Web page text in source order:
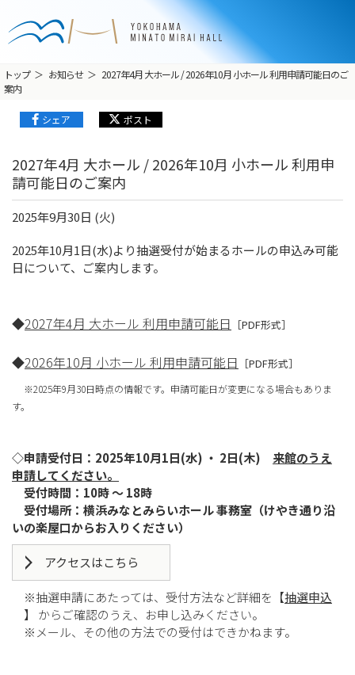
トップ お知らせ
2027年4月 大ホール / 2026年10月 小ホール 利用申請可能日のご
案内
シェア ポスト
2027年4月 大ホール / 2026年10月 小ホール 利用申
請可能日のご案内
2025年9月30日 (火)
2025年10月1日(水)より抽選受付が始まるホールの申込み可能
日について、ご案内します。
◆2027年4月 大ホール 利用申請可能日 ［PDF形式］
◆2026年10月 小ホール 利用申請可能日 ［PDF形式］
※2025年9月30日時点の情報です。申請可能日が変更になる場合もありま
す。
◇申請受付日：2025年10月1日(水) ・ 2日(木)
来館のうえ
申請してください。
受付時間：10時 ～ 18時
受付場所：横浜みなとみらいホール 事務室（けやき通り沿
いの楽屋口からお入りください）
アクセスはこちら
※抽選申請にあたっては、受付方法など詳細を【抽選申込
】 からご確認のうえ、お申し込みください。
※メール、その他の方法での受付はできかねます。